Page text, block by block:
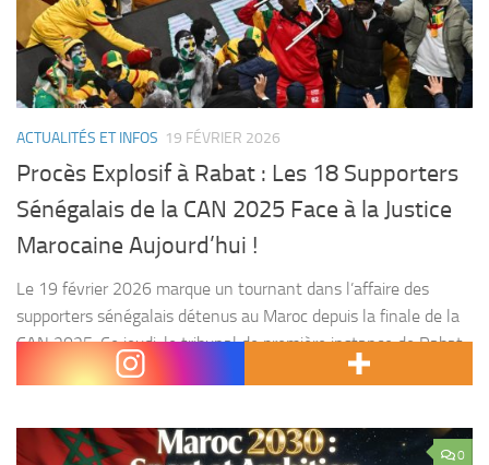
ACTUALITÉS ET INFOS 19 FÉVRIER 2026
Procès Explosif à Rabat : Les 18 Supporters
Sénégalais de la CAN 2025 Face à la Justice
Marocaine Aujourd’hui !
Le 19 février 2026 marque un tournant dans l’affaire des
supporters sénégalais détenus au Maroc depuis la finale de la
CAN 2025. Ce jeudi, le tribunal de première instance de Rabat
ouvre enfin le...
0